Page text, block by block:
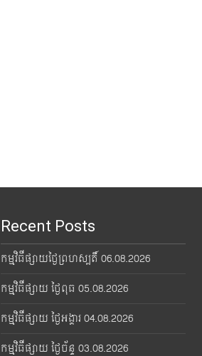
Recent Posts
កម្មវិធីផ្សាយថ្ងៃព្រហស្បតិ៍ 06.08.2026
កម្មវិធីផ្សាយ ថ្ងៃពុធ 05.08.2026
កម្មវិធីផ្សាយ ថ្ងៃអង្គារ 04.08.2026
កម្មវិធីផ្សាយ ថ្ងៃច័ន្ទ 03.08.2026